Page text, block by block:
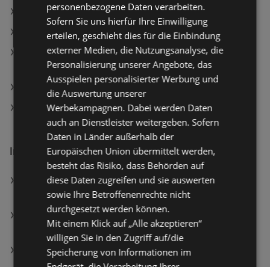
Saint Elmo’s Tourismusmarketing in Admont
Saint Elmo’s Tourismusmarketing in Gaal
Saint Elmo’s Tourismusmarketing in Eben am
Achensee
Saint Elmo’s Tourismusmarketing in Wildschönau
Saint Elmo’s Tourismusmarketing in Sonntag
Interessantes auf wogibtswas.at
Garmin fenix® 8 - 47 mm Amoled Smartwatch
Edelstahl Silikon, 22 mm, Schwarz/Schiefergrau
Xiaomi Redmi Note 15 Pro, LTE, 256 GB, Titanium,
Dual SIM
ADLER-Farbenmeister Filialen in Neustift im Felde
personenbezogene Daten verarbeiten.
Sofern Sie uns hierfür Ihre Einwilligung
erteilen, geschieht dies für die Einbindung
externer Medien, die Nutzungsanalyse, die
Personalisierung unserer Angebote, das
Ausspielen personalisierter Werbung und
die Auswertung unserer
Werbekampagnen. Dabei werden Daten
auch an Dienstleister weitergeben. Sofern
Daten in Länder außerhalb der
Europäischen Union übermittelt werden,
besteht das Risiko, dass Behörden auf
diese Daten zugreifen und sie auswerten
sowie Ihre Betroffenenrechte nicht
durchgesetzt werden können.
Mit einem Klick auf „Alle akzeptieren“
willigen Sie in den Zugriff auf/die
Speicherung von Informationen im